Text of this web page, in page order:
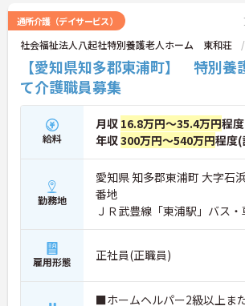
通所介護（デイサービス）
社会福祉法人八起社特別養護老人ホーム 東和荘
【愛知県知多郡東浦町】 特別養
て介護職員募集
給料
月収 16.8万円～35.4万円程
年収300万円～540万円程度(
勤務地
愛知県 知多郡東浦町 大字石
番地
ＪＲ武豊線「東浦駅」バス
雇用形態 正社員(正職員)
■ホームヘルパー2級以上ま